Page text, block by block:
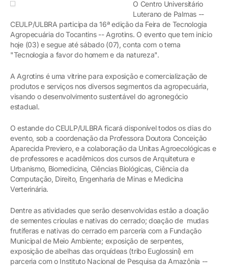
O Centro Universitário
Luterano de Palmas --
CEULP/ULBRA participa da 16ª edição da Feira de Tecnologia
Agropecuária do Tocantins -- Agrotins. O evento que tem início
hoje (03) e segue até sábado (07), conta com o tema
"Tecnologia a favor do homem e da natureza".
A Agrotins é uma vitrine para exposição e comercialização de
produtos e serviços nos diversos segmentos da agropecuária,
visando o desenvolvimento sustentável do agronegócio
estadual.
O estande do CEULP/ULBRA ficará disponível todos os dias do
evento, sob a coordenação da Professora Doutora Conceição
Aparecida Previero, e a colaboração da Unitas Agroecológicas e
de professores e acadêmicos dos cursos de Arquitetura e
Urbanismo, Biomedicina, Ciências Biológicas, Ciência da
Computação, Direito, Engenharia de Minas e Medicina
Verterinária.
Dentre as atividades que serão desenvolvidas estão a doação
de sementes crioulas e nativas do cerrado; doação de mudas
frutíferas e nativas do cerrado em parceria com a Fundação
Municipal de Meio Ambiente; exposição de serpentes,
exposição de abelhas das orquídeas (tribo Euglossini) em
parceria com o Instituto Nacional de Pesquisa da Amazônia --